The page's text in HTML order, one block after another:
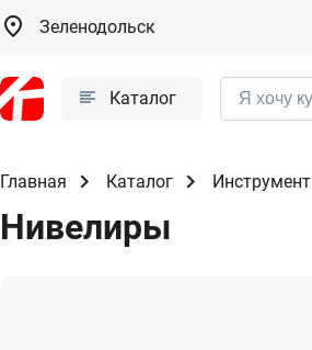
Зеленодольск
Каталог
Главная Каталог Инструмент
Нивелиры